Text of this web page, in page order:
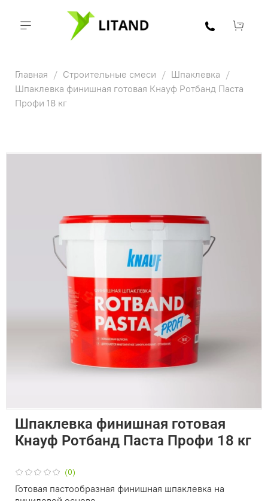
Главная Строительные смеси
Шпаклевка
Шпаклевка финишная готовая Кнауф Ротбанд Паста
Профи 18 кг
(0)
Шпаклевка финишная готовая
Кнауф Ротбанд Паста Профи 18 кг
Готовая пастообразная финишная шпаклевка на